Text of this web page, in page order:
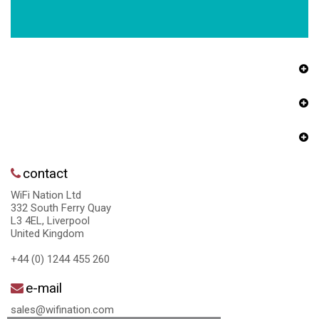
contact
WiFi Nation Ltd
332 South Ferry Quay
L3 4EL, Liverpool
United Kingdom
+44 (0) 1244 455 260
e-mail
sales@wifination.com